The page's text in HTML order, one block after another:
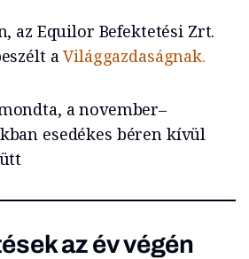
az Equilor Befektetési Zrt.
aVilággazdaságnak.
a november–
esedékes béren kívül
az év végén